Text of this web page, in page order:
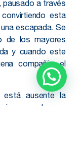
pausado a través
esta
escapada. Se
de los mayores
y cuando este
compañía, el
está ausente la